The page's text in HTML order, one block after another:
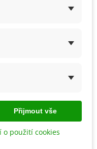
Přijmout vše
o použití cookies